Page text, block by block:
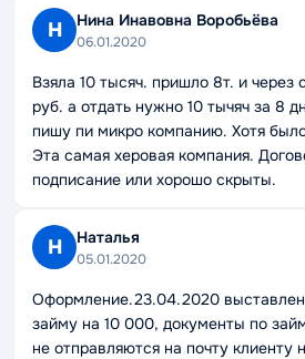
Н Нина Инавовна Воробьёва
06.01.2020
Взяла 10 тысяч. пришло 8т. и через
руб. а отдать нужно 10 тычяч за 8
пишу пи микро компанию. Хотя
Эта самая херовая компания.
подписание или хорошо скрыты.
Н Наталья
05.01.2020
Оформление.23.04.2020
займу на 10 000, документы по
не отправляются на почту клиенту